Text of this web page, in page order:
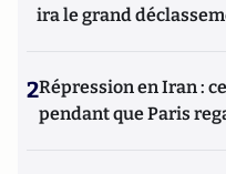
ira le grand
2Répression en Iran :
pendant que Paris